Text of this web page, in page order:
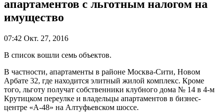
апартаментов с льготным налогом на
имущество
07:42 Окт. 27, 2016
В список вошли семь объектов.
В частности, апартаменты в районе Москва-Сити, Новом
Арбате 32, где находится элитный жилой комплекс. Кроме
того, льготу получат собственники клубного дома № 14 в 4-м
Крутицком переулке и владельцы апартаментов в бизнес-
центре «А-48» на Алтуфьевском шоссе.